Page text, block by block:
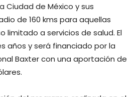
Ciudad de México y sus
de 160 kms para aquellas
limitado a servicios de salud. El
años y será financiado por la
Baxter con una aportación de